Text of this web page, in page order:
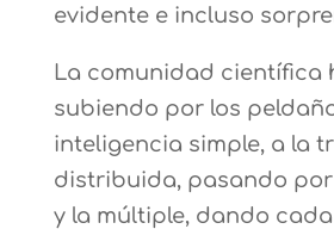
evidente e incluso
La comunidad científica
subiendo por los
inteligencia simple, a la
distribuida, pasando
y la múltiple, dando cada